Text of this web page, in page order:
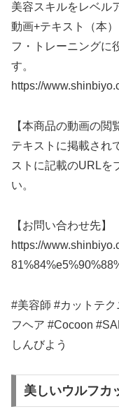
美容スキルをレベル
動画+テキスト（本
フ・トレーニングに
す。
https://
【本商品の動画の閲
テキストに掲載され
ストに記載のURLを
い。
【お問い合わせ先】
https://
#美容師 #カットテ
フヘア #Cocoon
しんびよう
美しいウルフカ